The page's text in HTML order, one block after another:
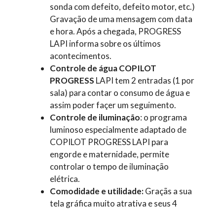
sonda com defeito, defeito motor, etc.)
Gravação de uma mensagem com data
e hora. Após a chegada, PROGRESS
LAPI informa sobre os últimos
acontecimentos.
Controle de água COPILOT
PROGRESS LAPI tem 2 entradas (1 por
sala) para contar o consumo de água e
assim poder façer um seguimento.
Controle de iluminação: o programa
luminoso especialmente adaptado de
COPILOT PROGRESS LAPI para
engorde e maternidade, permite
controlar o tempo de iluminação
elétrica.
Comodidade e utilidade:Graçãs a sua
tela gráfica muito atrativa e seus 4